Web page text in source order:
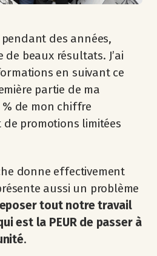
pendant des années,
beaux résultats. J’ai
en suivant ce
partie de ma
de mon chiffre
de promotions limitées
donne effectivement
aussi un problème
tout notre travail
est la PEUR de passer à
.